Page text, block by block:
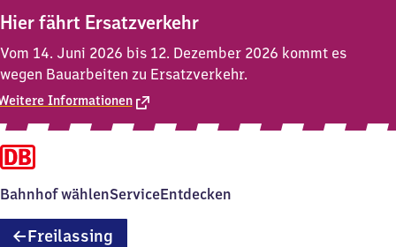
Hier fährt Ersatzverkehr
Vom 14. Juni 2026 bis 12. Dezember 2026 kommt es
wegen Bauarbeiten zu Ersatzverkehr.
Informationen
Bahnhof wählenServiceEntdecken
Freilassing